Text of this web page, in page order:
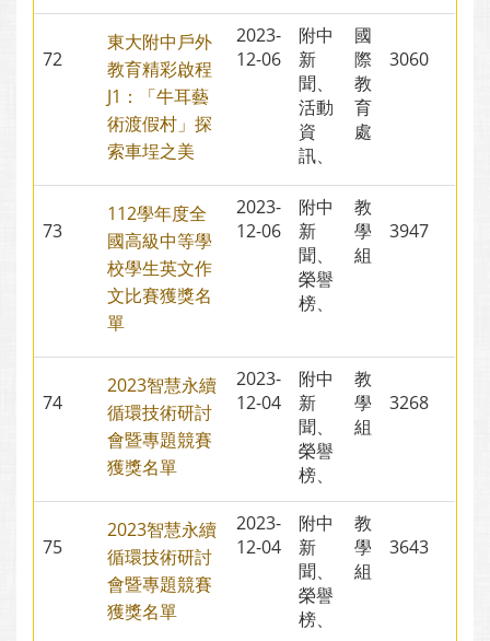
72
東大附中戶外
教育精彩啟程
J1：「牛耳藝
術渡假村」探
索車埕之美
2023-
12-06
附中
新
聞、
活動
資
訊、
國
際
教
育
處
3060
73
112學年度全
國高級中等學
校學生英文作
文比賽獲獎名
單
2023-
12-06
附中
新
聞、
榮譽
榜、
教
學
組
3947
74
2023智慧永續
循環技術研討
會暨專題競賽
獲獎名單
2023-
12-04
附中
新
聞、
榮譽
榜、
教
學
組
3268
75
2023智慧永續
循環技術研討
會暨專題競賽
獲獎名單
2023-
12-04
附中
新
聞、
榮譽
榜、
教
學
組
3643